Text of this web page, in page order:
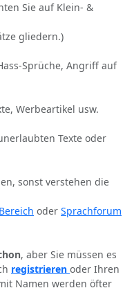
Sie auf Klein- &
gliedern.)
Sprüche, Angriff auf
Werbeartikel usw.
Texte oder
sonst verstehen die
oder Sprachforum
, aber Sie müssen es
registrieren oder Ihren
Namen werden öfter